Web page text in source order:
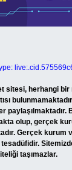
sitesi, herhangi
olup, gerçek
Gerçek kurum
taşımazlar.